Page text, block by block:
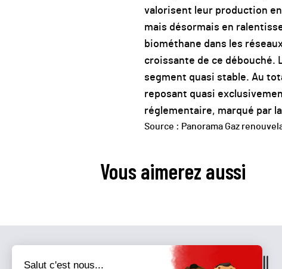
valorisent leur production
mais désormais en
biométhane dans les
croissante de ce débouché.
segment quasi stable. Au
reposant quasi
réglementaire, marqué par
Source : Panorama Gaz
Vous aimerez aussi